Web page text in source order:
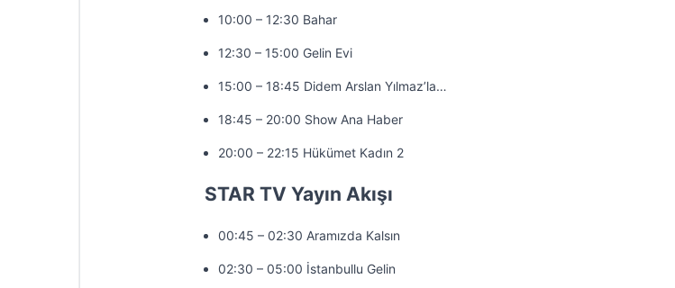
10:00 – 12:30 Bahar
12:30 – 15:00 Gelin Evi
15:00 – 18:45 Didem Arslan Yılmaz’la…
18:45 – 20:00 Show Ana Haber
20:00 – 22:15 Hükümet Kadın 2
STAR TV Yayın Akışı
00:45 – 02:30 Aramızda Kalsın
02:30 – 05:00 İstanbullu Gelin